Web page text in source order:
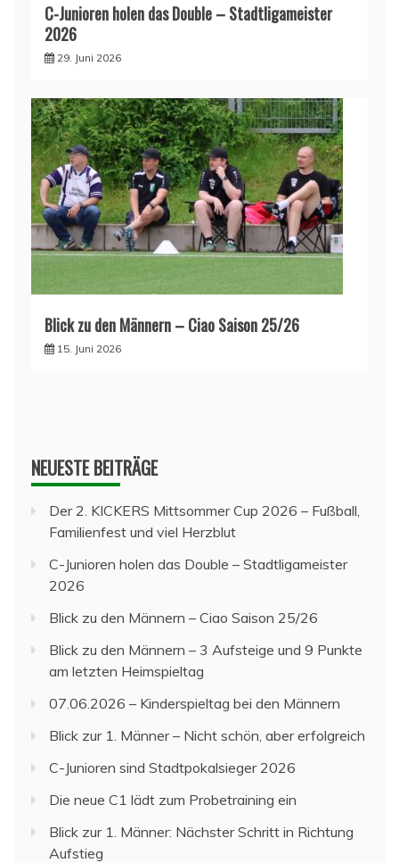
C-Junioren holen das Double – Stadtligameister
2026
29. Juni 2026
Blick zu den Männern – Ciao Saison 25/26
15. Juni 2026
NEUESTE BEITRÄGE
Der 2. KICKERS Mittsommer Cup 2026 – Fußball,
Familienfest und viel Herzblut
C-Junioren holen das Double – Stadtligameister
2026
Blick zu den Männern – Ciao Saison 25/26
Blick zu den Männern – 3 Aufsteige und 9 Punkte
am letzten Heimspieltag
07.06.2026 – Kinderspieltag bei den Männern
Blick zur 1. Männer – Nicht schön, aber erfolgreich
C-Junioren sind Stadtpokalsieger 2026
Die neue C1 lädt zum Probetraining ein
Blick zur 1. Männer: Nächster Schritt in Richtung
Aufstieg